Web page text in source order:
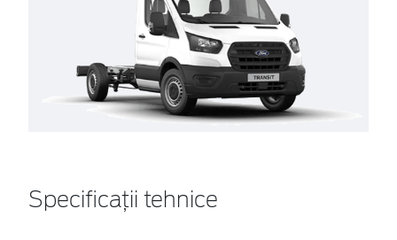
Specificații tehnice